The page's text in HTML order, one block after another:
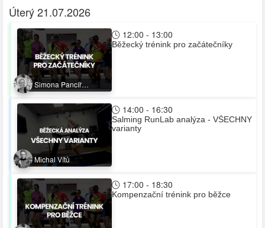
Úterý 21.07.2026
Simona Pancíř
Švarcová
12:00 - 13:00
Běžecký trénink pro začátečníky
Michal Vítů
14:00 - 16:30
Salming RunLab analýza - VŠECHNY
varianty
17:00 - 18:30
Kompenzační trénink pro běžce